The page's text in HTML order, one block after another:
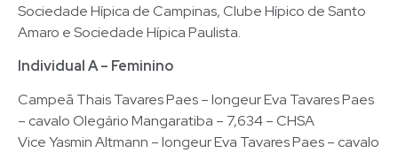
Sociedade Hípica de Campinas, Clube Hípico de Santo
Amaro e Sociedade Hípica Paulista.
Individual A – Feminino
Campeã Thais Tavares Paes – longeur Eva Tavares Paes
– cavalo Olegário Mangaratiba – 7,634 – CHSA
Vice Yasmin Altmann – longeur Eva Tavares Paes – cavalo